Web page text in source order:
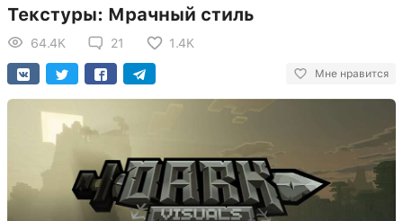
Текстуры: Мрачный стиль
64.4K 21 1.4K
Мне нравится